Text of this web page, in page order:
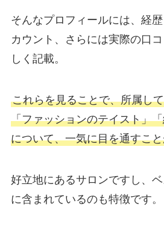
そんなプロフィールには、経
カウント、さらには実際の口
しく記載。
これらを見ることで、所属し
「ファッションのテイスト」
について、一気に目を通すこ
好立地にあるサロンですし、
に含まれているのも特徴です。